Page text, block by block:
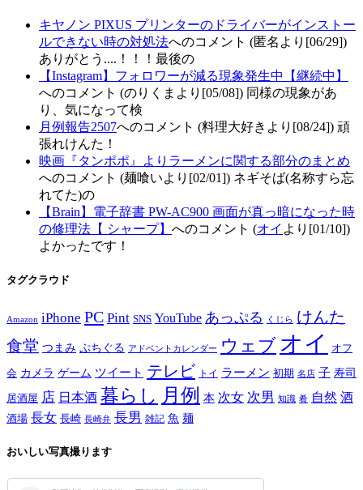
キヤノン PIXUS プリンターのドライバーがインストー
ルできない時の対処法へのコメント (匿名より[06/29])
ありがとう....！！！最後の
【Instagram】フォロワーが減る現象発生中【継続中】
へのコメント (のりくまより[05/08]) 同様の現象があ
り、気になって検
月例報告2507へのコメント (料理大好きより[08/24]) 頑
張れけんた！
映画『タンポポ』よりラーメンに関する部分のまとめ
へのコメント (麺喰いより[02/01]) ネギそば(名称すら忘
れてた)の
【Brain】電子辞書 PW-AC900 画面が真っ暗になった時
の修理法【 シャープ】 へのコメント (オイ より[01/10])
よかったです！
タグクラウド
Amazon iPhone PC Pint SNS YouTube あっぷる くじら けんた
食堂 つまみ ぷちぐる アドベントカレンダー ウェブ オイ オフ
会 カメラ ゲーム ツイート テレビ トイ ラーメン 初期 名店 子 寿司
居酒屋 店 日本酒 暮らし 月例 本 次女 次男 知識 肴 自然 酒
酒場 長女 長崎 長崎弁 長男 雑記 魚 麺
おいしい写真撮ります